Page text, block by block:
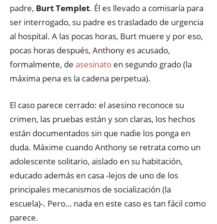
padre, Burt Templet. Él es llevado a comisaría para
ser interrogado, su padre es trasladado de urgencia
al hospital. A las pocas horas, Burt muere y por eso,
pocas horas después, Anthony es acusado,
formalmente, de asesinato en segundo grado (la
máxima pena es la cadena perpetua).
El caso parece cerrado: el asesino reconoce su
crimen, las pruebas están y son claras, los hechos
están documentados sin que nadie los ponga en
duda. Máxime cuando Anthony se retrata como un
adolescente solitario, aislado en su habitación,
educado además en casa -lejos de uno de los
principales mecanismos de socialización (la
escuela)-. Pero… nada en este caso es tan fácil como
parece.